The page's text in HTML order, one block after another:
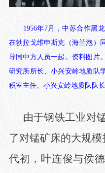
1956年7月，中苏合作黑
在勃拉戈维申斯克（海兰泡）
导同中方人员一起。资料图片
研究所所长、小兴安岭地质队
积室主任、小兴安岭地质队队长
由于钢铁工业对
了对锰矿床的大规模
代初，叶连俊与侯